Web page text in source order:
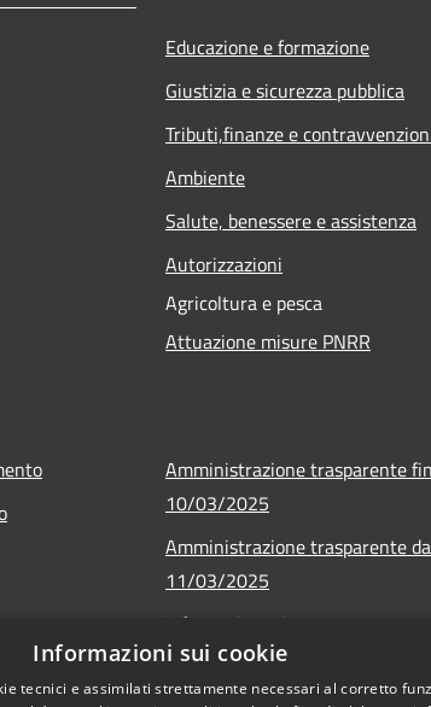
Educazione e formazione
Giustizia e sicurezza pubblica
Tributi,finanze e
Ambiente
Salute, benessere e assistenza
Autorizzazioni
Agricoltura e pesca
Attuazione misure PNRR
Amministrazione trasparente
10/03/2025
Amministrazione trasparente
11/03/2025
Informativa privacy
Note legali
Informazioni sui cookie
tecnici e assimilati strettamente necessari al corretto